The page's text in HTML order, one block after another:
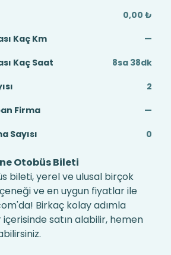
0,00 ₺
Kaç Km
—
Kaç Saat
8sa 38dk
2
Firma
—
Sayısı
0
Otobüs Bileti
bileti, yerel ve ulusal birçok
ve en uygun fiyatlar ile
Birkaç kolay adımla
satın alabilir, hemen